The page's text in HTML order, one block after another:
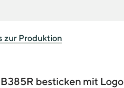
zur Produktion
besticken mit Logo